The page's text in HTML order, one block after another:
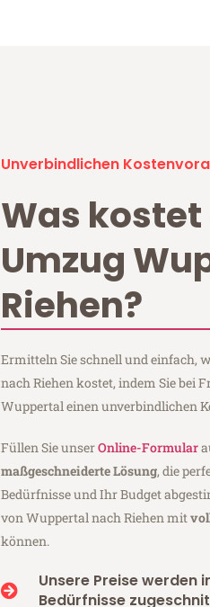
Unverbindlichen
Was kostet
Umzug
Riehen?
Ermitteln Sie schnell und einfach,
nach Riehen kostet, indem Sie bei
Wuppertal einen unverbindlichen
Füllen Sie unserOnline-Formular
maßgeschneiderte Lösung, die
Bedürfnisse und Ihr Budget
von Wuppertal nach Riehen mit
können.
Unsere Preise werden
Bedürfnisse